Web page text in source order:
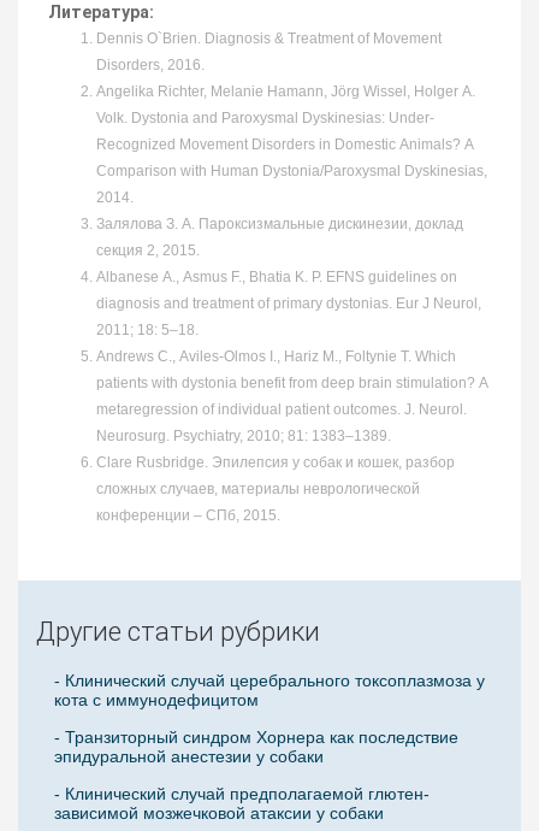
Литература:
Dennis O`Brien. Diagnosis & Treatment of Movement
Disorders, 2016.
Angelika Richter, Melanie Hamann, Jörg Wissel, Holger A.
Volk. Dystonia and Paroxysmal Dyskinesias: Under-
Recognized Movement Disorders in Domestic Animals? A
Comparison with Human Dystonia/Paroxysmal Dyskinesias,
2014.
Залялова З. А. Пароксизмальные дискинезии, доклад
секция 2, 2015.
Albanese A., Asmus F., Bhatia K. P. EFNS guidelines on
diagnosis and treatment of primary dystonias. Eur J Neurol,
2011; 18: 5–18.
Andrews C., Aviles-Olmos I., Hariz M., Foltynie T. Which
patients with dystonia benefit from deep brain stimulation? A
metaregression of individual patient outcomes. J. Neurol.
Neurosurg. Psychiatry, 2010; 81: 1383–1389.
Clare Rusbridge. Эпилепсия у собак и кошек, разбор
сложных случаев, материалы неврологической
конференции – СПб, 2015.
Другие статьи рубрики
- Клинический случай церебрального токсоплазмоза у
кота с иммунодефицитом
- Транзиторный синдром Хорнера как последствие
эпидуральной анестезии у собаки
- Клинический случай предполагаемой глютен-
зависимой мозжечковой атаксии у собаки